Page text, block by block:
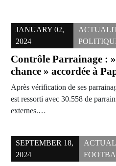
JANUARY 02,
2024
Contrôle Parrainage :
chance » accordée à
Après vérification de ses
est ressorti avec 30.558 de
externes.…
SEPTEMBER 18,
2024